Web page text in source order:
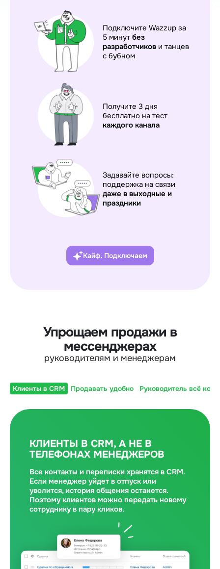
Подключите Wazzup за
5 минут без
разработчиков и танцев
с бубном
Получите 3 дня
бесплатно на тест
каждого канала
Задавайте вопросы:
поддержка на связи
даже в выходные и
праздники
Кайф. Подключаем
Упрощаем продажи в
мессенджерах
руководителям и менеджерам
Клиенты в CRM Продавать удобно Руководитель всё
КЛИЕНТЫ В CRM, А НЕ В
ТЕЛЕФОНАХ МЕНЕДЖЕРОВ
Все контакты и переписки хранятся в CRM.
Если менеджер уйдет в отпуск или
уволится, история общения останется.
Поэтому клиентов можно передать новому
сотруднику в пару кликов.